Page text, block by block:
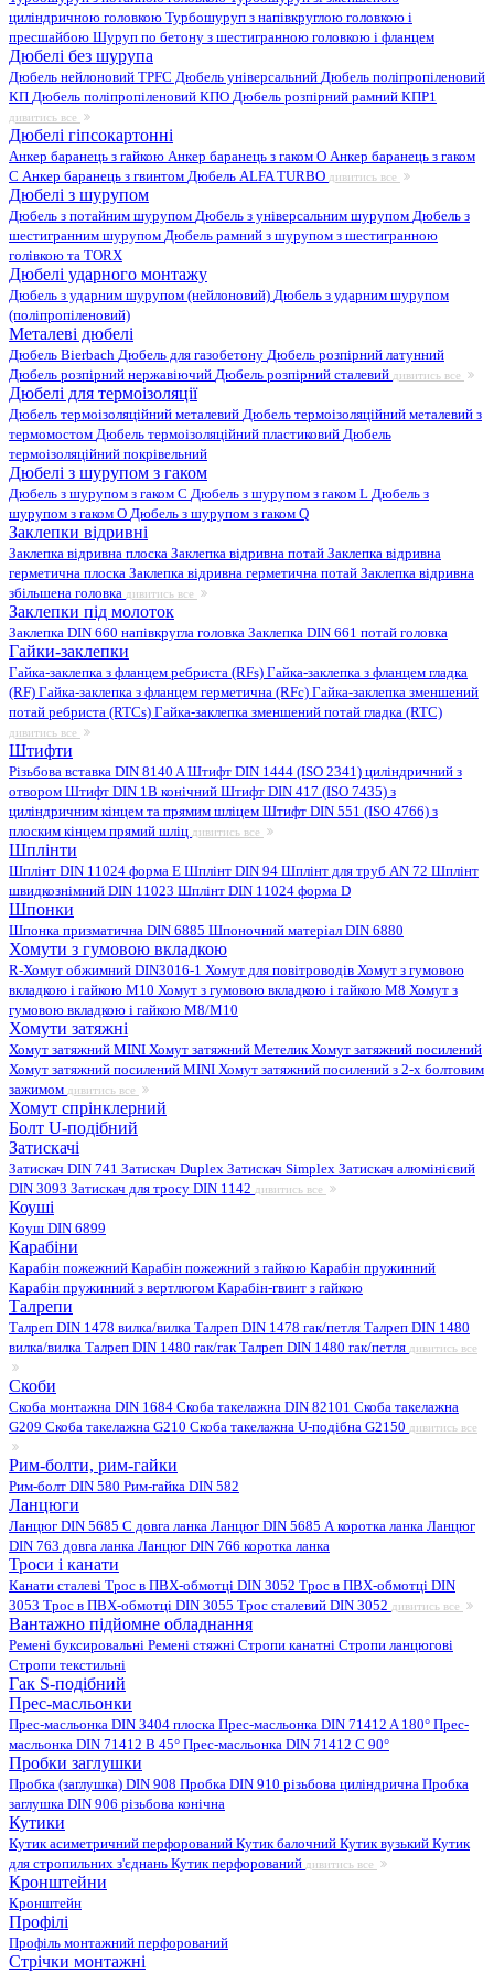
циліндричною головкою Турбошуруп з напівкруглою головкою і
пресшайбою Шуруп по бетону з шестигранною головкою і фланцем
Дюбелі без шурупа
Дюбель нейлоновий TPFC Дюбель універсальний Дюбель поліпропіленовий
КП Дюбель поліпропіленовий КПО Дюбель розпірний рамний КПР1
дивитись все
Дюбелі гіпсокартонні
Анкер баранець з гайкою Анкер баранець з гаком O Анкер баранець з гаком
С Анкер баранець з гвинтом Дюбель ALFA TURBO дивитись все
Дюбелі з шурупом
Дюбель з потайним шурупом Дюбель з універсальним шурупом Дюбель з
шестигранним шурупом Дюбель рамний з шурупом з шестигранною
голівкою та TORX
Дюбелі ударного монтажу
Дюбель з ударним шурупом (нейлоновий) Дюбель з ударним шурупом
(поліпропіленовий)
Металеві дюбелі
Дюбель Bierbach Дюбель для газобетону Дюбель розпірний латунний
Дюбель розпірний нержавіючий Дюбель розпірний сталевий дивитись все
Дюбелі для термоізоляції
Дюбель термоізоляційний металевий Дюбель термоізоляційний металевий з
термомостом Дюбель термоізоляційний пластиковий Дюбель
термоізоляційний покрівельний
Дюбелі з шурупом з гаком
Дюбель з шурупом з гаком C Дюбель з шурупом з гаком L Дюбель з
шурупом з гаком O Дюбель з шурупом з гаком Q
Заклепки відривні
Заклепка відривна плоска Заклепка відривна потай Заклепка відривна
герметична плоска Заклепка відривна герметична потай Заклепка відривна
збільшена головка дивитись все
Заклепки під молоток
Заклепка DIN 660 напівкругла головка Заклепка DIN 661 потай головка
Гайки-заклепки
Гайка-заклепка з фланцем ребриста (RFs) Гайка-заклепка з фланцем гладка
(RF) Гайка-заклепка з фланцем герметична (RFc) Гайка-заклепка зменшений
потай ребриста (RTCs) Гайка-заклепка зменшений потай гладка (RTC)
дивитись все
Штифти
Різьбова вставка DIN 8140 AШтифт DIN 1444 (ISO 2341) циліндричний з
отвором Штифт DIN 1B конічний Штифт DIN 417 (ISO 7435) з
циліндричним кінцем та прямим шліцем Штифт DIN 551 (ISO 4766) з
плоским кінцем прямий шліц дивитись все
Шплінти
Шплінт DIN 11024 форма E Шплінт DIN 94 Шплінт для труб AN 72 Шплінт
швидкознімний DIN 11023 Шплінт DIN 11024 форма D
Шпонки
Шпонка призматична DIN 6885 Шпоночний матеріал DIN 6880
Хомути з гумовою вкладкою
R-Хомут обжимний DIN3016-1 Хомут для повітроводів Хомут з гумовою
вкладкою і гайкою M10 Хомут з гумовою вкладкою і гайкою M8 Хомут з
гумовою вкладкою і гайкою М8/M10
Хомути затяжні
Хомут затяжний MINI Хомут затяжний МетеликХомут затяжний посилений
Хомут затяжний посилений MINI Хомут затяжний посилений з 2-х болтовим
зажимом дивитись все
Хомут спрінклерний
Болт U-подібний
Затискачі
Затискач DIN 741 Затискач Duplex Затискач Simplex Затискач алюмінієвий
DIN 3093 Затискач для тросу DIN 1142 дивитись все
Коуші
Коуш DIN 6899
Карабіни
Карабін пожежний Карабін пожежний з гайкою Карабін пружинний
Карабін пружинний з вертлюгом Карабін-гвинт з гайкою
Талрепи
Талреп DIN 1478 вилка/вилка Талреп DIN 1478 гак/петля Талреп DIN 1480
вилка/вилка Талреп DIN 1480 гак/гакТалреп DIN 1480 гак/петля дивитись все
Скоби
Скоба монтажна DIN 1684 Скоба такелажна DIN 82101 Скоба такелажна
G209 Скоба такелажна G210 Скоба такелажна U-подібна G2150 дивитись все
Рим-болти, рим-гайки
Рим-болт DIN 580 Рим-гайка DIN 582
Ланцюги
Ланцюг DIN 5685 C довга ланка Ланцюг DIN 5685 А коротка ланка Ланцюг
DIN 763 довга ланка Ланцюг DIN 766 коротка ланка
Троси і канати
Канати сталеві Трос в ПВХ-обмотці DIN 3052 Трос в ПВХ-обмотці DIN
3053 Трос в ПВХ-обмотці DIN 3055 Трос сталевий DIN 3052 дивитись все
Вантажно підйомне обладнання
Ремені буксировальні Ремені стяжні Стропи канатні Стропи ланцюгові
Стропи текстильні
Гак S-подібний
Прес-масльонки
Прес-масльонка DIN 3404 плоска Прес-масльонка DIN 71412 A 180° Прес-
масльонка DIN 71412 B 45° Прес-масльонка DIN 71412 C 90°
Пробки заглушки
Пробка (заглушка) DIN 908 Пробка DIN 910 різьбова циліндрична Пробка
заглушка DIN 906 різьбова конічна
Кутики
Кутик асиметричний перфорований Кутик балочний Кутик вузький Кутик
для стропильних з'єднань Кутик перфорований дивитись все
Кронштейни
Кронштейн
Профілі
Профіль монтажний перфорований
Стрічки монтажні